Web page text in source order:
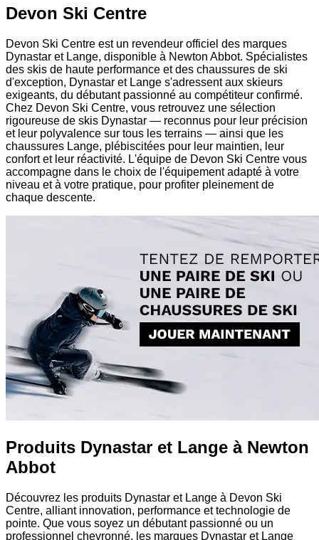
Devon Ski Centre
Devon Ski Centre est un revendeur officiel des marques
Dynastar et Lange, disponible à Newton Abbot. Spécialistes
des skis de haute performance et des chaussures de ski
d'exception, Dynastar et Lange s'adressent aux skieurs
exigeants, du débutant passionné au compétiteur confirmé.
Chez Devon Ski Centre, vous retrouvez une sélection
rigoureuse de skis Dynastar — reconnus pour leur précision
et leur polyvalence sur tous les terrains — ainsi que les
chaussures Lange, plébiscitées pour leur maintien, leur
confort et leur réactivité. L'équipe de Devon Ski Centre vous
accompagne dans le choix de l'équipement adapté à votre
niveau et à votre pratique, pour profiter pleinement de
chaque descente.
Produits Dynastar et Lange à Newton
Abbot
Découvrez les produits Dynastar et Lange à Devon Ski
Centre, alliant innovation, performance et technologie de
pointe. Que vous soyez un débutant passionné ou un
professionnel chevronné, les marques Dynastar et Lange